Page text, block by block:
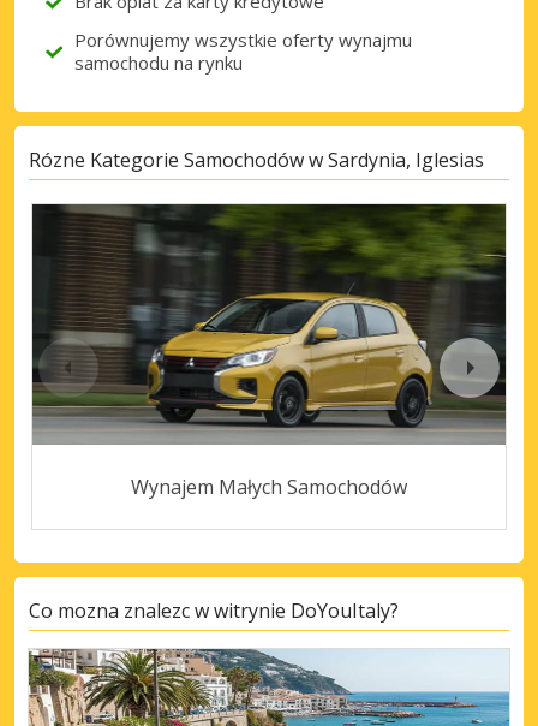
Porównujemy wszystkie oferty wynajmu
samochodu na rynku
Rózne Kategorie Samochodów w Sardynia, Iglesias
Wynajem Małych Samochodów
Co mozna znalezc w witrynie DoYouItaly?